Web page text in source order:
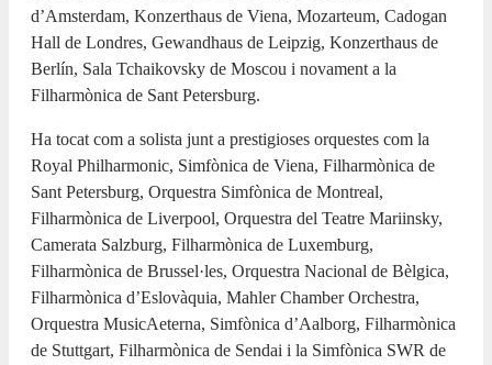
d’Amsterdam, Konzerthaus de Viena, Mozarteum, Cadogan
Hall de Londres, Gewandhaus de Leipzig, Konzerthaus de
Berlín, Sala Tchaikovsky de Moscou i novament a la
Filharmònica de Sant Petersburg.
Ha tocat com a solista junt a prestigioses orquestes com la
Royal Philharmonic, Simfònica de Viena, Filharmònica de
Sant Petersburg, Orquestra Simfònica de Montreal,
Filharmònica de Liverpool, Orquestra del Teatre Mariinsky,
Camerata Salzburg, Filharmònica de Luxemburg,
Filharmònica de Brussel·les, Orquestra Nacional de Bèlgica,
Filharmònica d’Eslovàquia, Mahler Chamber Orchestra,
Orquestra MusicAeterna, Simfònica d’Aalborg, Filharmònica
de Stuttgart, Filharmònica de Sendai i la Simfònica SWR de